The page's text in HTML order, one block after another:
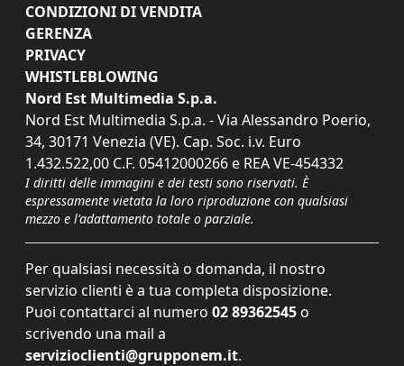
CONDIZIONI DI VENDITA
GERENZA
PRIVACY
WHISTLEBLOWING
Nord Est Multimedia S.p.a.
Nord Est Multimedia S.p.a. - Via Alessandro Poerio,
34, 30171 Venezia (VE). Cap. Soc. i.v. Euro
1.432.522,00 C.F. 05412000266 e REA VE-454332
I diritti delle immagini e dei testi sono riservati. È
espressamente vietata la loro riproduzione con qualsiasi
mezzo e l'adattamento totale o parziale.
Per qualsiasi necessità o domanda, il nostro
servizio clienti è a tua completa disposizione.
Puoi contattarci al numero 02 89362545 o
scrivendo una mail a
servizioclienti@grupponem.it.